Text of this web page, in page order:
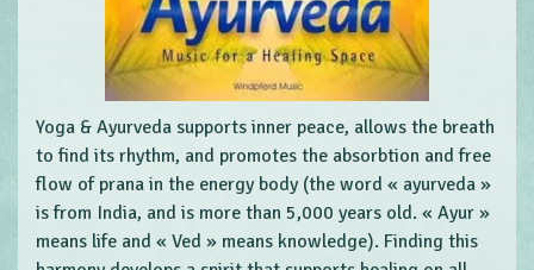
Yoga & Ayurveda supports inner peace, allows the breath
to find its rhythm, and promotes the absorbtion and free
flow of prana in the energy body (the word « ayurveda »
is from India, and is more than 5,000 years old. « Ayur »
means life and « Ved » means knowledge). Finding this